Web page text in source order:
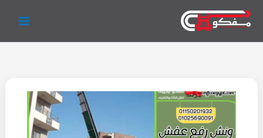
ف
ي
س
ك
إ
ن
س
ر
م
ي
و
ت
ب
ت
و
ي
ت
ب
ن
إ